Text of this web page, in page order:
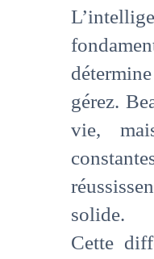
gérez.
vie,
solide.
Cette